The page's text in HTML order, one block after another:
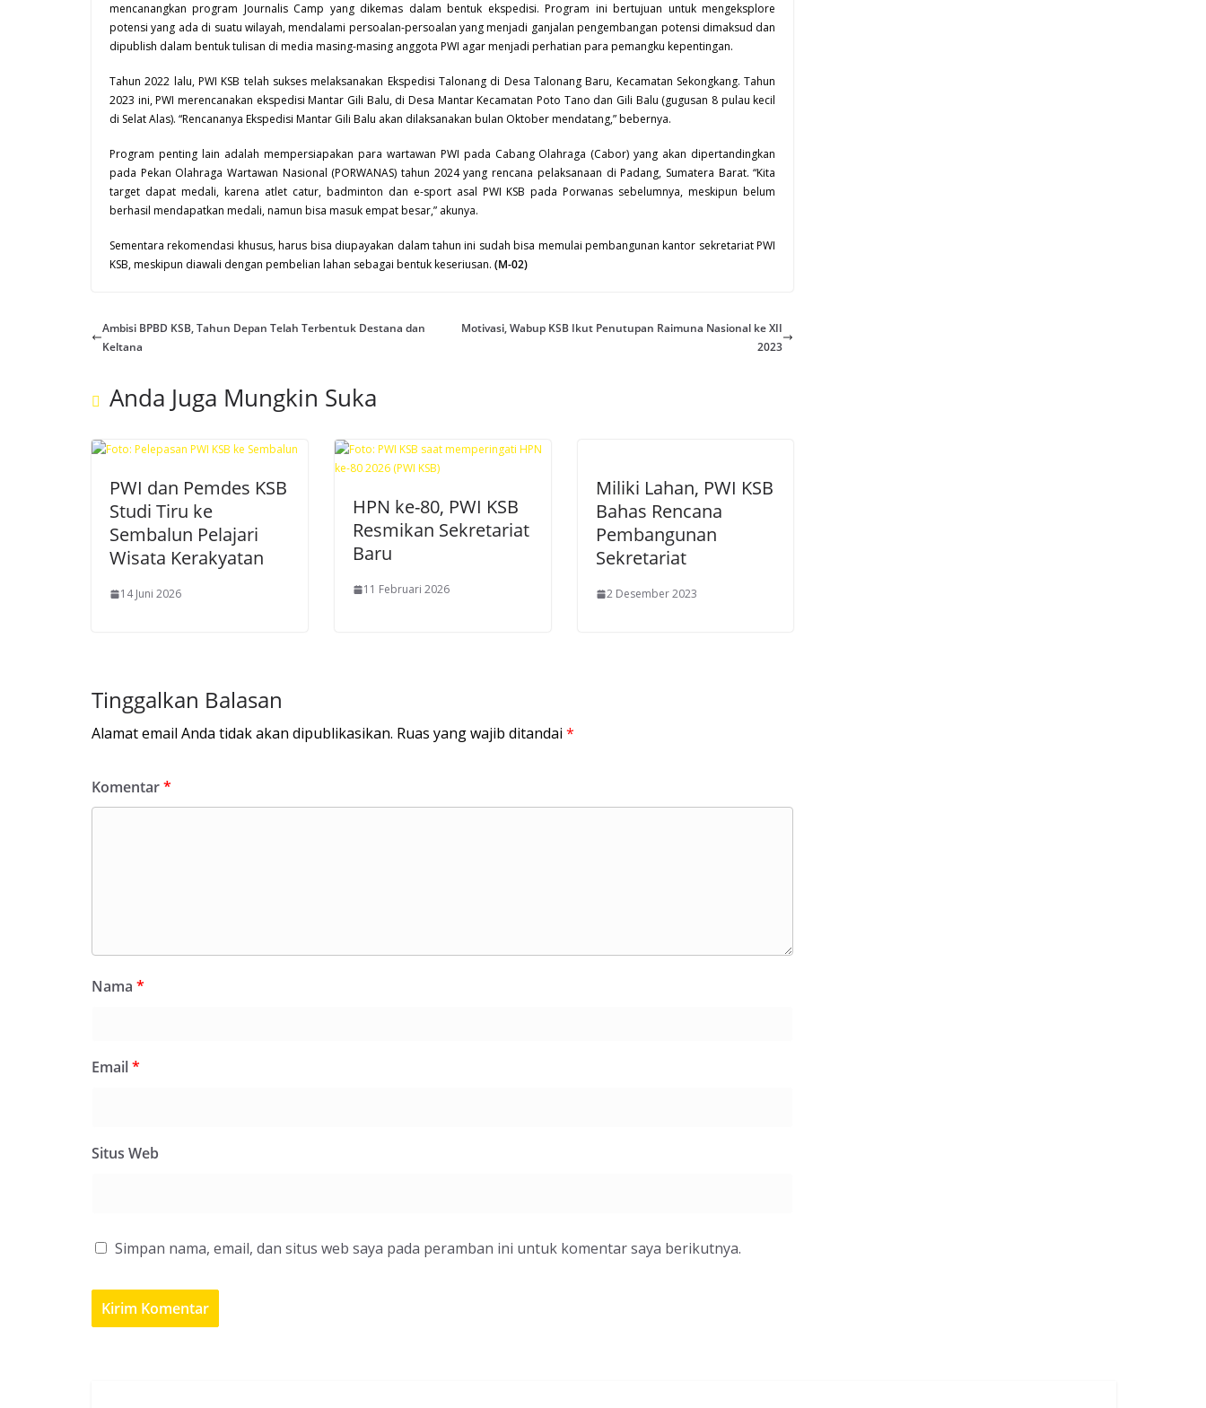
mencanangkan program Journalis Camp yang dikemas dalam bentuk ekspedisi. Program ini bertujuan untuk mengeksplore
potensi yang ada di suatu wilayah, mendalami persoalan-persoalan yang menjadi ganjalan pengembangan potensi dimaksud dan
dipublish dalam bentuk tulisan di media masing-masing anggota PWI agar menjadi perhatian para pemangku kepentingan.
Tahun 2022 lalu, PWI KSB telah sukses melaksanakan Ekspedisi Talonang di Desa Talonang Baru, Kecamatan Sekongkang. Tahun
2023 ini, PWI merencanakan ekspedisi Mantar Gili Balu, di Desa Mantar Kecamatan Poto Tano dan Gili Balu (gugusan 8 pulau kecil
di Selat Alas). “Rencananya Ekspedisi Mantar Gili Balu akan dilaksanakan bulan Oktober mendatang,” bebernya.
Program penting lain adalah mempersiapakan para wartawan PWI pada Cabang Olahraga (Cabor) yang akan dipertandingkan
pada Pekan Olahraga Wartawan Nasional (PORWANAS) tahun 2024 yang rencana pelaksanaan di Padang, Sumatera Barat. “Kita
target dapat medali, karena atlet catur, badminton dan e-sport asal PWI KSB pada Porwanas sebelumnya, meskipun belum
berhasil mendapatkan medali, namun bisa masuk empat besar,” akunya.
Sementara rekomendasi khusus, harus bisa diupayakan dalam tahun ini sudah bisa memulai pembangunan kantor sekretariat PWI
KSB, meskipun diawali dengan pembelian lahan sebagai bentuk keseriusan. (M-02)
Ambisi BPBD KSB, Tahun Depan Telah Terbentuk Destana dan
Keltana
Motivasi, Wabup KSB Ikut Penutupan Raimuna Nasional ke XII
2023
Anda Juga Mungkin Suka
PWI dan Pemdes KSB
Studi Tiru ke
Sembalun Pelajari
Wisata Kerakyatan
14 Juni 2026
HPN ke-80, PWI KSB
Resmikan Sekretariat
Baru
11 Februari 2026
Miliki Lahan, PWI KSB
Bahas Rencana
Pembangunan
Sekretariat
2 Desember 2023
Tinggalkan Balasan
Alamat email Anda tidak akan dipublikasikan. Ruas yang wajib ditandai *
Komentar*
Nama *
Email*
Situs Web
Simpan nama, email, dan situs web saya pada peramban ini untuk komentar saya berikutnya.